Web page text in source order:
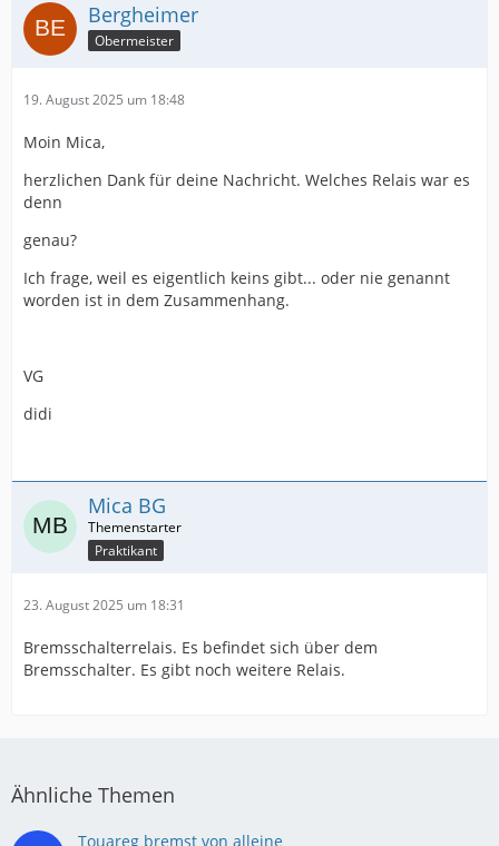
Bergheimer
Obermeister
19. August 2025 um 18:48
Moin Mica,
herzlichen Dank für deine Nachricht. Welches Relais war es
denn
genau?
Ich frage, weil es eigentlich keins gibt... oder nie genannt
worden ist in dem Zusammenhang.
VG
didi
Mica BG
Praktikant
23. August 2025 um 18:31
Bremsschalterrelais. Es befindet sich über dem
Bremsschalter. Es gibt noch weitere Relais.
Ähnliche Themen
Touareg bremst von alleine